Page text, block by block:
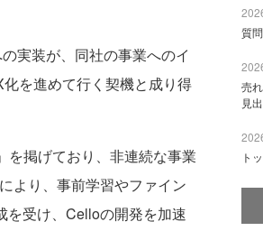
実装が、同社の事業へのイ
を進めて行く契機と成り得
掲げており、非連続な事業
より、事前学習やファイン
を受け、Celloの開発を加速
質
売
見
ト